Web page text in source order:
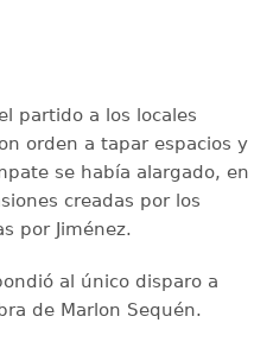
partido a los locales
orden a tapar espacios y
se había alargado, en
creadas por los
por Jiménez.
al único disparo a
de Marlon Sequén.